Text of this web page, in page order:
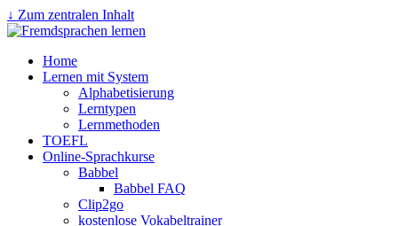
↓ Zum zentralen Inhalt
Home
Lernen mit System
Alphabetisierung
Lerntypen
Lernmethoden
TOEFL
Online-Sprachkurse
Babbel
Babbel FAQ
Clip2go
kostenlose Vokabeltrainer